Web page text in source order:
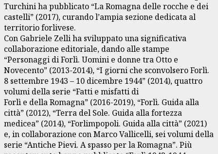
Turchini ha pubblicato “La Romagna delle rocche e dei
castelli” (2017), curando l’ampia sezione dedicata al
territorio forlivese.
Con Gabriele Zelli ha sviluppato una significativa
collaborazione editoriale, dando alle stampe
“Personaggi di Forlì. Uomini e donne tra Otto e
Novecento” (2013-2014), “I giorni che sconvolsero Forlì.
8 settembre 1943 – 10 dicembre 1944” (2014), quattro
volumi della serie “Fatti e misfatti di
Forlì e della Romagna” (2016-2019), “Forlì. Guida alla
città” (2012), “Terra del Sole. Guida alla fortezza
medicea” (2014), “Forlimpopoli. Guida alla città” (2021)
e, in collaborazione con Marco Vallicelli, sei volumi della
serie “Antiche Pievi. A spasso per la Romagna”. Più